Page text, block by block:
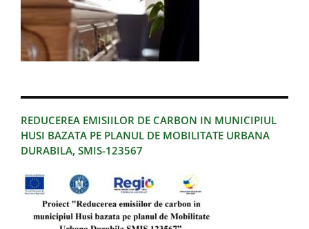
REDUCEREA EMISIILOR DE CARBON IN MUNICIPIUL
HUSI BAZATA PE PLANUL DE MOBILITATE URBANA
DURABILA, SMIS-123567